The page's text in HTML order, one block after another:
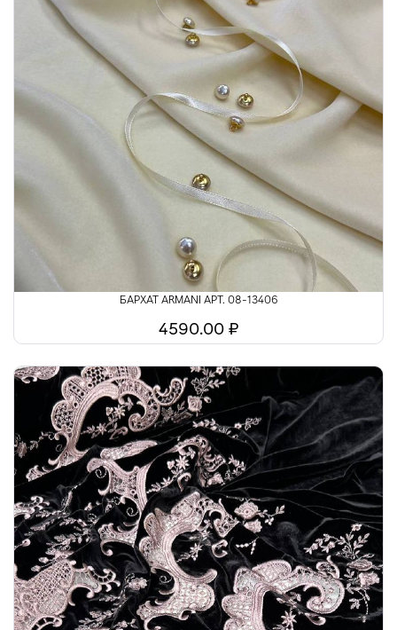
БАРХАТ ARMANI АРТ. 08-13406
4590.00 ₽